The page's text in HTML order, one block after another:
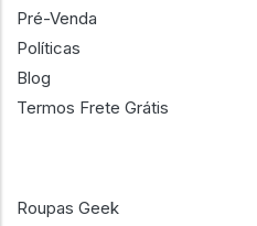
Pré-Venda
Políticas
Blog
Termos Frete Grátis
Roupas Geek